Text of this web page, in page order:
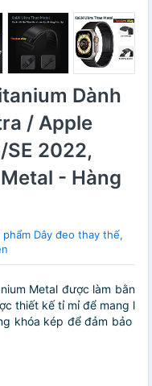
Dành
/ Apple
2022,
- Hàng
Dây đeo thay thế,
Metal được làm bằn
thiết kế tỉ mỉ để mang l
khóa kép để đảm bảo